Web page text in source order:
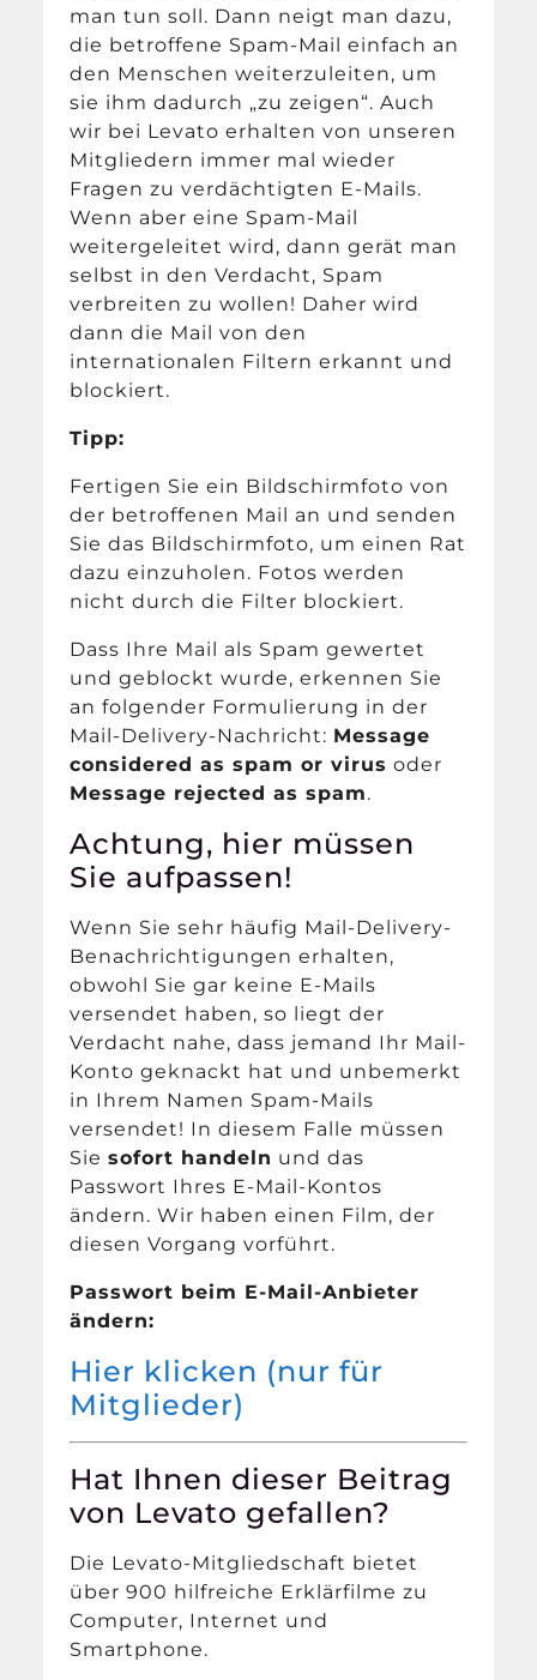
man tun soll. Dann neigt man dazu,
die betroffene Spam-Mail einfach an
den Menschen weiterzuleiten, um
sie ihm dadurch „zu zeigen“. Auch
wir bei Levato erhalten von unseren
Mitgliedern immer mal wieder
Fragen zu verdächtigten E-Mails.
Wenn aber eine Spam-Mail
weitergeleitet wird, dann gerät man
selbst in den Verdacht, Spam
verbreiten zu wollen! Daher wird
dann die Mail von den
internationalen Filtern erkannt und
blockiert.
Tipp:
Fertigen Sie ein Bildschirmfoto von
der betroffenen Mail an und senden
Sie das Bildschirmfoto, um einen Rat
dazu einzuholen. Fotos werden
nicht durch die Filter blockiert.
Dass Ihre Mail als Spam gewertet
und geblockt wurde, erkennen Sie
an folgender Formulierung in der
Mail-Delivery-Nachricht: Message
considered as spam or virus oder
Message rejected as spam.
Achtung, hier müssen
Sie aufpassen!
Wenn Sie sehr häufig Mail-Delivery-
Benachrichtigungen erhalten,
obwohl Sie gar keine E-Mails
versendet haben, so liegt der
Verdacht nahe, dass jemand Ihr Mail-
Konto geknackt hat und unbemerkt
in Ihrem Namen Spam-Mails
versendet! In diesem Falle müssen
Siesofort handeln und das
Passwort Ihres E-Mail-Kontos
ändern. Wir haben einen Film, der
diesen Vorgang vorführt.
Passwort beim E-Mail-Anbieter
ändern:
Hier klicken (nur für
Mitglieder)
Hat Ihnen dieser Beitrag
von Levato gefallen?
Die Levato-Mitgliedschaft bietet
über 900 hilfreiche Erklärfilme zu
Computer, Internet und
Smartphone.